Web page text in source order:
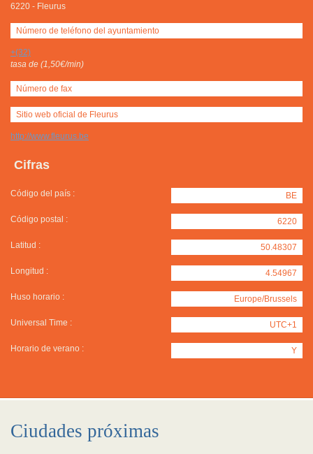
6220 - Fleurus
Número de teléfono del ayuntamiento
+(32)
tasa de (1,50€/min)
Número de fax
Sitio web oficial de Fleurus
http://www.fleurus.be
Cifras
Código del país : BE
Código postal : 6220
Latitud : 50.48307
Longitud : 4.54967
Huso horario : Europe/Brussels
Universal Time : UTC+1
Horario de verano : Y
Ciudades próximas